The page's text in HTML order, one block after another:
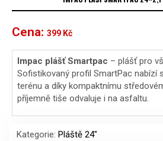
Cena: 399 Kč
Impac plášť Smartpac – plášť pro
Sofistikovaný profil SmartPac nabízí
terénu a díky kompaktnímu
příjemně tiše odvaluje i na asfaltu.
Kategorie: Pláště 24"